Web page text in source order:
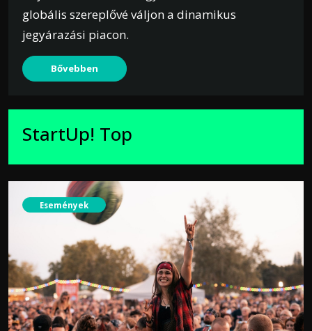
globális szereplővé váljon a dinamikus
jegyárazási piacon.
Bővebben
StartUp! Top
Események